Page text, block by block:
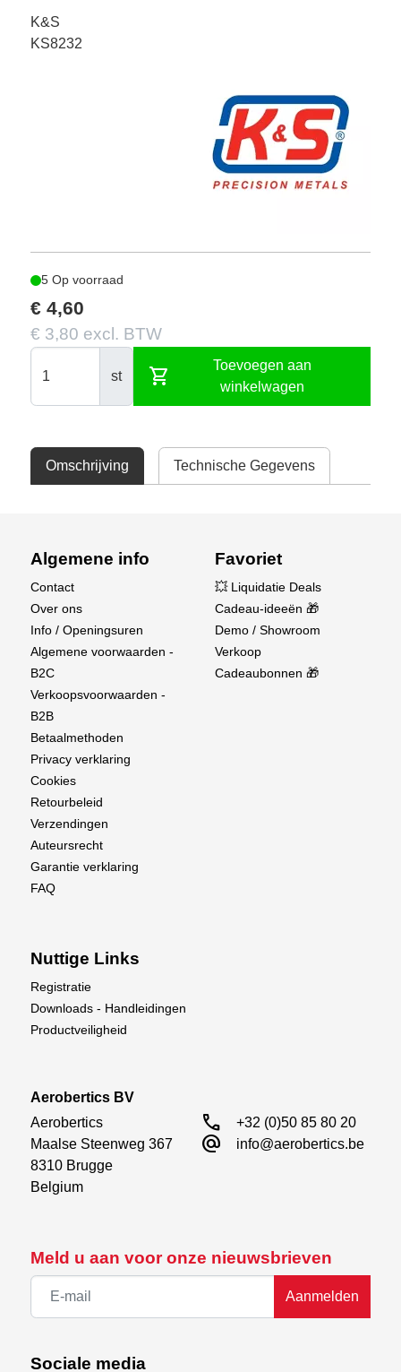
K&S
KS8232
5 Op voorraad
€ 4,60
€ 3,80 excl. BTW
st shopping_cart
Toevoegen aan
winkelwagen
Omschrijving Technische Gegevens
Meld u aan voor onze nieuwsbrieven
Aanmelden
Sociale media
Algemene info
Contact
Over ons
Info / Openingsuren
Algemene voorwaarden -
B2C
Verkoopsvoorwaarden -
B2B
Betaalmethoden
Privacy verklaring
Cookies
Retourbeleid
Verzendingen
Auteursrecht
Garantie verklaring
FAQ
Favoriet
💥 Liquidatie Deals
Cadeau-ideeën 🎁
Demo / Showroom
Verkoop
Cadeaubonnen 🎁
Nuttige Links
Registratie
Downloads - Handleidingen
Productveiligheid
Aerobertics BV
Aerobertics
Maalse Steenweg 367
8310 Brugge
Belgium
call +32 (0)50 85 80 20
alternate_email info@aerobertics.be